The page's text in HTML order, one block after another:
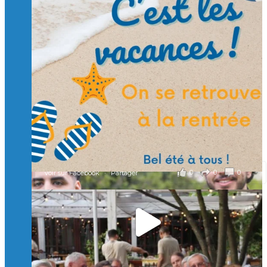
Charger plus Suivre sur Instagram
🙏 Soutenez l’Isep via la taxe d’apprentissage 2026
et contribuons ensemble à former les générations
d’ingénieurs de demain. 🙏
Merci à tous !
🎯 Taxe d’apprentissage 2026 : avec l'Isep, investissez pour
un numérique au service de l'humain !
À l’Isep, nous formons des ingénieurs, des bachelors, des
Mastères Spécialisés, qui allient excellence technologique et
valeurs humaines, au cœur de notre pro
...Voir plus
il y a 2 mois
0 0 0
Voir sur Facebook · Partager
🚀Afterwork à Genève 🚀
🥳 Le 22 avril dernier, 14 Alumni vivant / travaillant
en Suisse ont partagé un moment convivial de
retrouvailles et d'échanges !